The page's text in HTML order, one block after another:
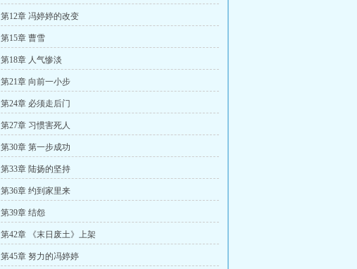
第12章 冯婷婷的改变
第15章 曹雪
第18章 人气惨淡
第21章 向前一小步
第24章 必须走后门
第27章 习惯害死人
第30章 第一步成功
第33章 陆扬的坚持
第36章 约到家里来
第39章 结怨
第42章 《末日废土》上架
第45章 努力的冯婷婷